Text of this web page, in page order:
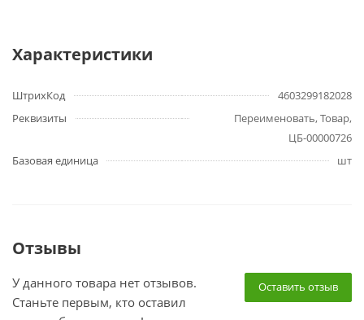
Характеристики
ШтрихКод
4603299182028
Реквизиты
Переименовать, Товар,
ЦБ-00000726
Базовая единица
шт
Отзывы
Оставить отзыв
У данного товара нет отзывов.
Станьте первым, кто оставил